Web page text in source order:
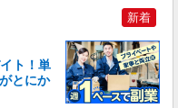
新着
ト！単
とにか